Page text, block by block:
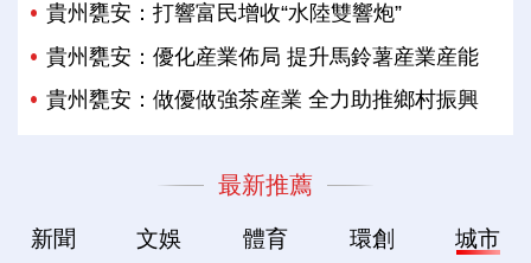
貴州甕安：打響富民增收“水陸雙響炮”
貴州甕安：優化産業佈局 提升馬鈴薯産業産能
貴州甕安：做優做強茶産業 全力助推鄉村振興
最新推薦
新聞 文娛 體育 環創 城市